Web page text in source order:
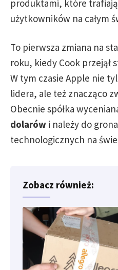
produktami, które
użytkowników na całym
To pierwsza zmiana na
roku, kiedy Cook przejął
W tym czasie Apple nie
lidera, ale też znacząco
Obecnie spółka
dolarów i należy do
technologicznych na
Zobacz również: